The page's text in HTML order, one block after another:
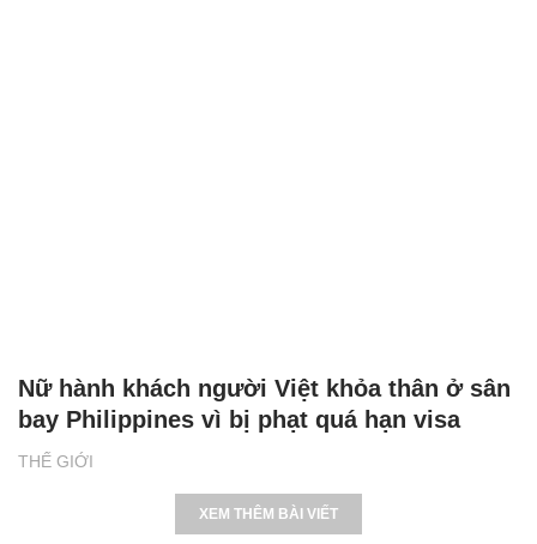
THẾ GIỚI
Nữ hành khách người Việt khỏa thân ở sân
bay Philippines vì bị phạt quá hạn visa
XEM THÊM BÀI VIẾT